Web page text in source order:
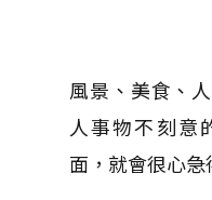
風景、美食、
人事物不刻意
面，就會很心急